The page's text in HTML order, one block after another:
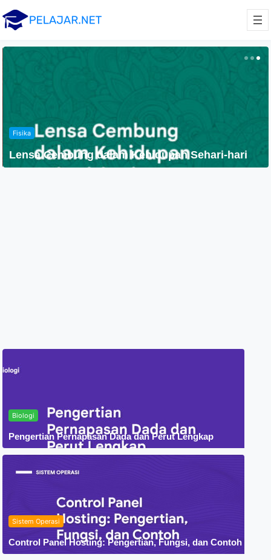
Fisika
Lensa Cembung dalam Kehidupan Sehari-hari
Biologi
Pengertian Pernapasan Dada dan Perut Lengkap
Sistem Operasi
Control Panel Hosting: Pengertian, Fungsi, dan Contoh